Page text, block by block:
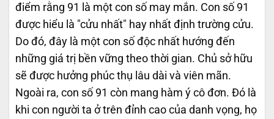
điểm rằng 91 là một con số may mắn. Con số 91
được hiểu là "cửu nhất" hay nhất định trường cửu.
Do đó, đây là một con số độc nhất hướng đến
những giá trị bền vững theo thời gian. Chủ sở hữu
sẽ được hưởng phúc thụ lâu dài và viên mãn.
Ngoài ra, con số 91 còn mang hàm ý cô đơn. Đó là
khi con người ta ở trên đỉnh cao của danh vọng, họ